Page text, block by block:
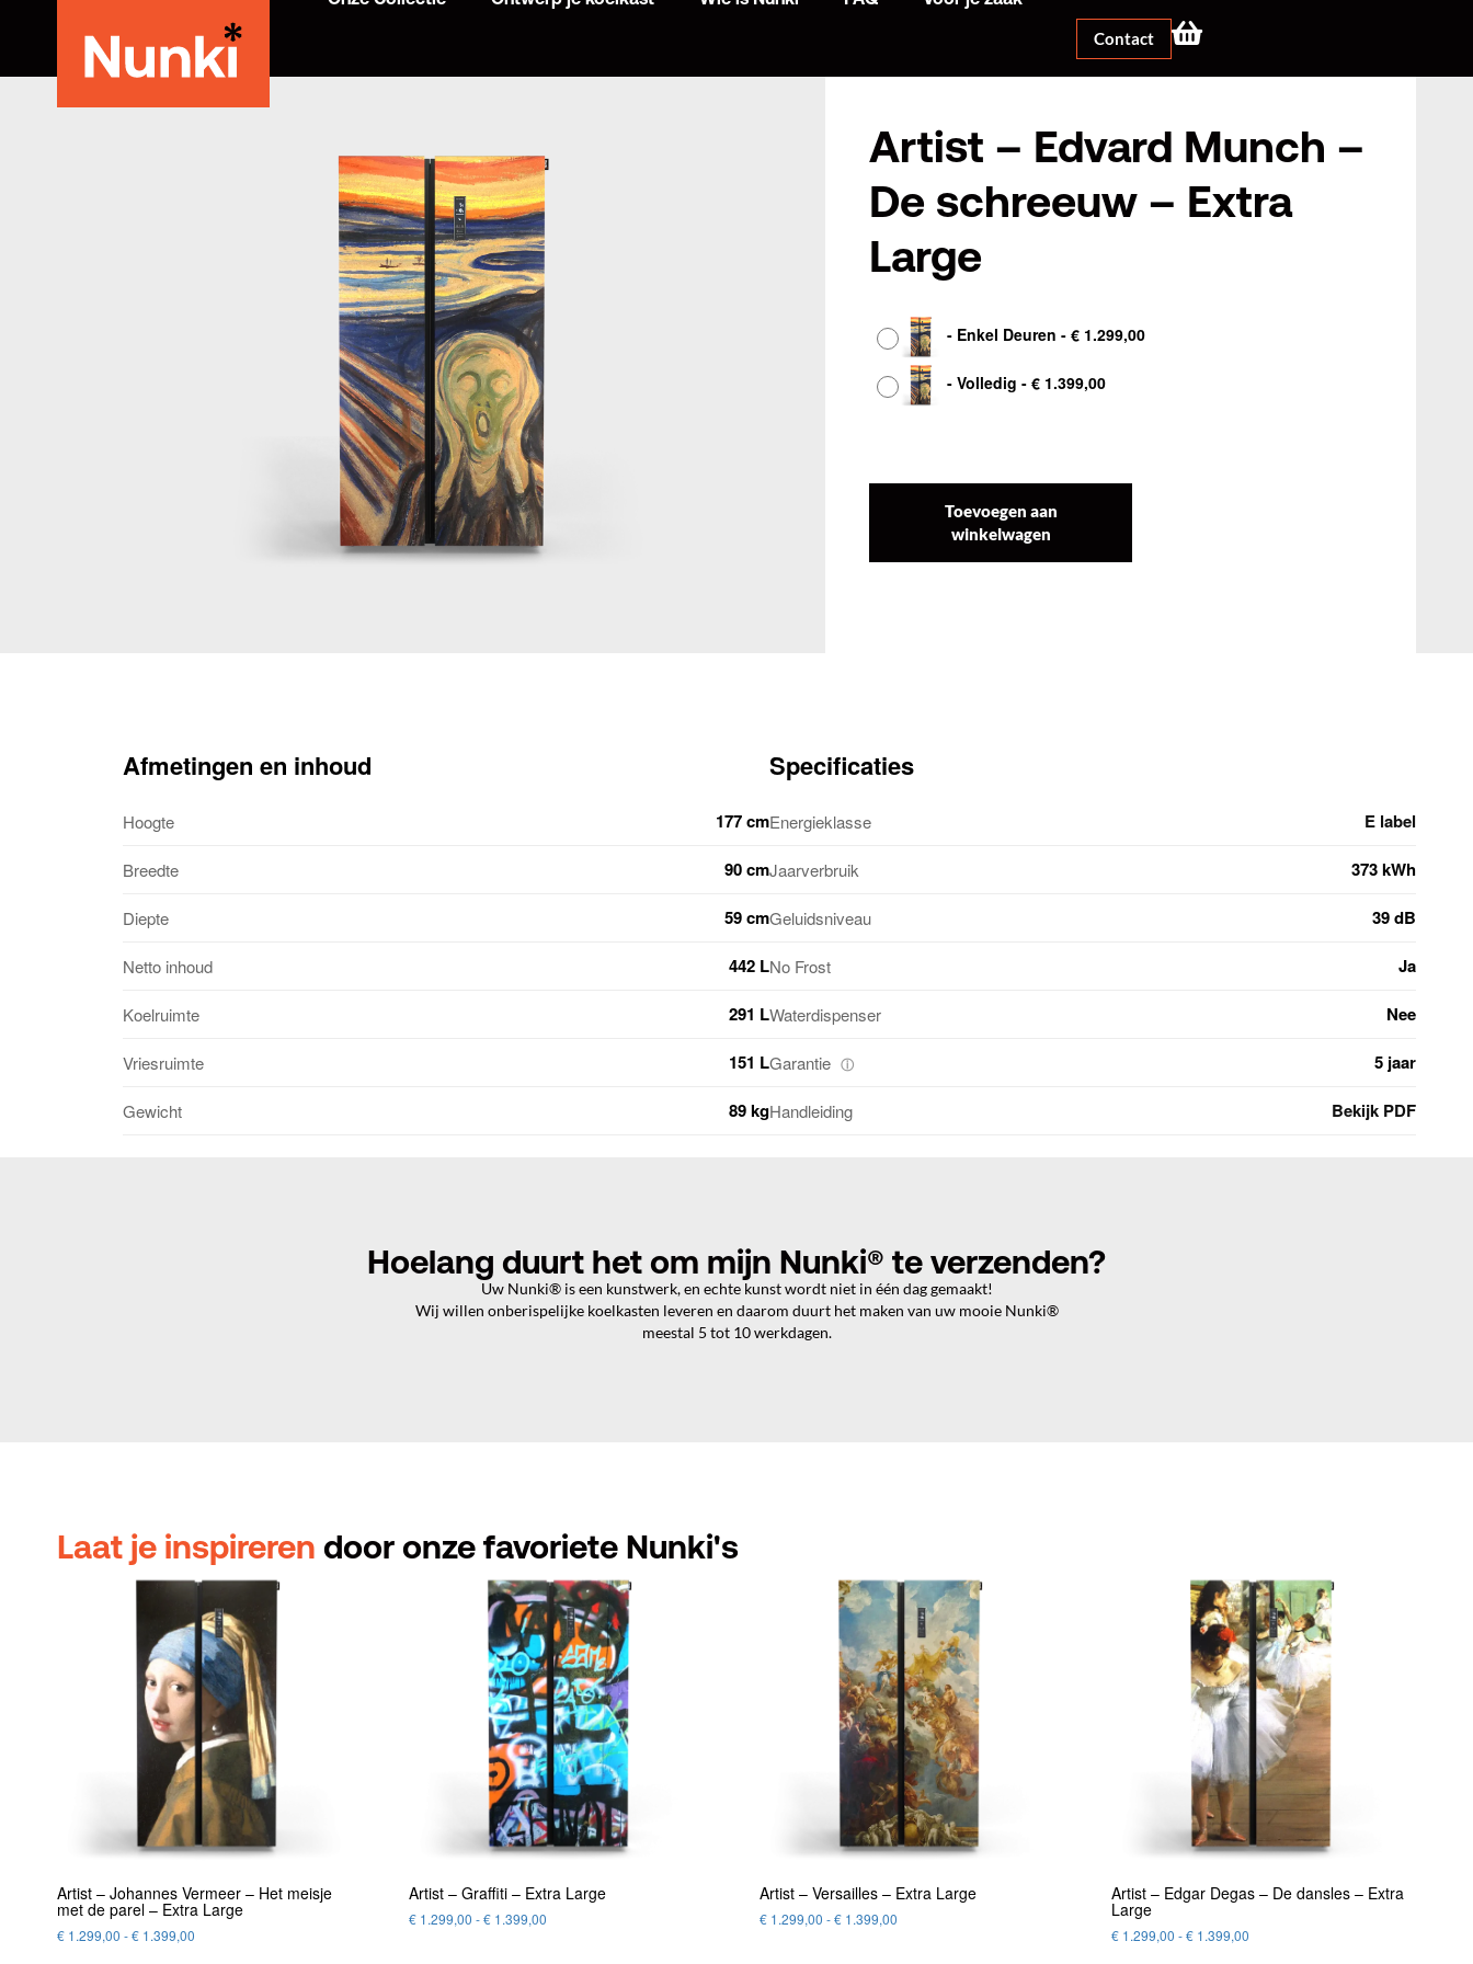
Contact
Artist – Edvard Munch –
De schreeuw – Extra
Large
- Enkel Deuren -€ 1.299,00
-Volledig -€ 1.399,00
Toevoegen aan
winkelwagen
Afmetingen en inhoud
Hoogte 177 cm
Breedte 90 cm
Diepte 59 cm
Netto inhoud 442 L
Koelruimte 291 L
Vriesruimte 151 L
Gewicht 89 kg
Specificaties
Energieklasse E label
Jaarverbruik 373 kWh
Geluidsniveau 39 dB
No Frost Ja
Waterdispenser Nee
Garantie ⓘ 5 jaar
Handleiding Bekijk PDF
Hoelang duurt het om mijn Nunki® te verzenden?
Uw Nunki® is een kunstwerk, en echte kunst wordt niet in één dag gemaakt!
Wij willen onberispelijke koelkasten leveren en daarom duurt het maken van uw mooie Nunki®
meestal 5 tot 10 werkdagen.
Laat je inspireren door onze favoriete Nunki's
Artist – Johannes Vermeer – Het meisje
met de parel – Extra Large
€ 1.299,00 -€ 1.399,00
Artist – Graffiti – Extra Large
€1.299,00 - €1.399,00
Artist – Versailles – Extra Large
€ 1.299,00 -€ 1.399,00
Artist – Edgar Degas – De dansles – Extra
Large
€1.299,00 - €1.399,00